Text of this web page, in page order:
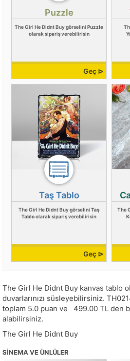
Puzzle
The Girl He Didnt Buy görselini Puzzle
olarak sipariş verebilirisin
Geç ⊳
Taş Tablo
The Girl He Didnt Buy görselini Taş
Tabloolarak sipariş verebilirisin
Geç ⊳
The
The Girl He Didnt Buy kanvas tablo
duvarlarınızı süsleyebilirsiniz.
toplam 5.0 puan ve 499.00 TL den
alabilirsiniz.
The Girl He Didnt Buy
SINEMA VE ÜNLÜLER